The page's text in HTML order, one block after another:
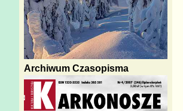
Archiwum Czasopisma